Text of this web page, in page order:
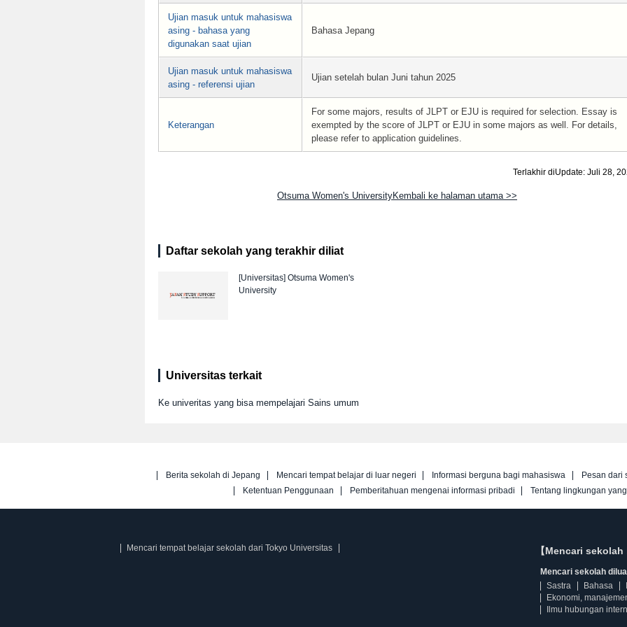
Ujian masuk untuk mahasiswa
asing - bahasa yang
digunakan saat ujian
Bahasa Jepang
Ujian masuk untuk mahasiswa
asing - referensi ujian
Ujian setelah bulan Juni tahun 2025
Keterangan
For some majors, results of JLPT or EJU is required for selection. Essay is
exempted by the score of JLPT or EJU in some majors as well. For details,
please refer to application guidelines.
Terlakhir diUpdate: Juli 28,
Otsuma Women's UniversityKembali ke halaman utama >>
Daftar sekolah yang terakhir diliat
[Universitas] Otsuma Women's
University
Universitas terkait
Ke univeritas yang bisa mempelajari Sains umum
Berita sekolah di Jepang Mencari tempat belajar di luar negeri Informasi berguna bagi mahasiswa
Pesan dari
Ketentuan Penggunaan
Pemberitahuan mengenai informasi pribadi Tentang lingkungan
Mencari tempat belajar sekolah dari Tokyo Universitas 【Mencari
Mencari sekolah
Sastra
Bahasa
Ekonomi,
Ilmu hubungan